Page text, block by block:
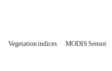
Vegetation indices MODIS Sensor